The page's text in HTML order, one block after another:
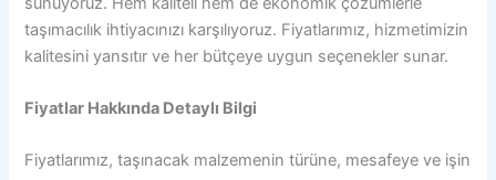
taşımacılık ihtiyacınızı karşılıyoruz. Fiyatlarımız, hizmetimizin
kalitesini yansıtır ve her bütçeye uygun seçenekler sunar.
Fiyatlar Hakkında Detaylı Bilgi
Fiyatlarımız, taşınacak malzemenin türüne, mesafeye ve işin